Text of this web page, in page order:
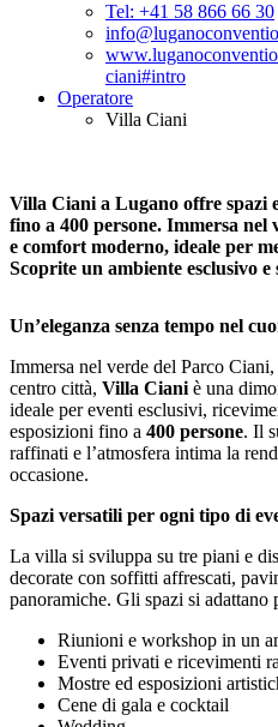
Tel: +41 58 866 66 30
ciani#intro
Operatore
Villa Ciani
Villa Ciani a Lugano offre spazi
fino a 400 persone. Immersa nel
e comfort moderno, ideale per
Scoprite un ambiente esclusivo
Un’eleganza senza tempo nel
Immersa nel verde del Parco
centro città, Villa Ciani è una
ideale per eventi esclusivi,
esposizioni fino a 400 persone. Il
raffinati e l’atmosfera intima la
occasione.
Spazi versatili per ogni tipo di
La villa si sviluppa su tre piani e
decorate con soffitti affrescati,
panoramiche. Gli spazi si adattano
Riunioni e workshop in un
Eventi privati e ricevimenti
Mostre ed esposizioni
Cene di gala e cocktail